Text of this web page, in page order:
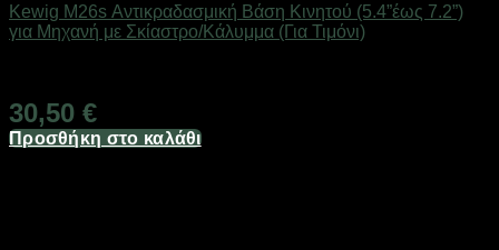
Kewig M26s Αντικραδασμική Βάση Κινητού (5.4”έως 7.2”)
για Μηχανή με Σκίαστρο/Κάλυμμα (Για Τιμόνι)
30,50 €
Προσθήκη στο καλάθι